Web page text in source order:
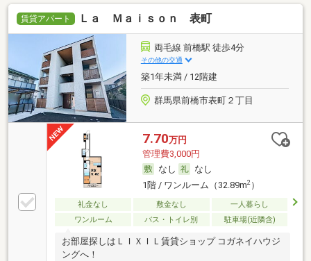
賃貸アパート Ｌａ Ｍａｉｓｏｎ 表町
両毛線 前橋駅 徒歩4分
その他の交通
築1年未満 / 12階建
群馬県前橋市表町２丁目
7.70万円
管理費3,000円
なし
なし
1階 / ワンルーム（32.89m2）
礼金なし 敷金なし
一人暮らし
ワンルーム
バス・トイレ別 駐車場(近隣含)
お部屋探しはＬＩＸＩＬ賃貸ショップ コガネイハウジ
ングへ！